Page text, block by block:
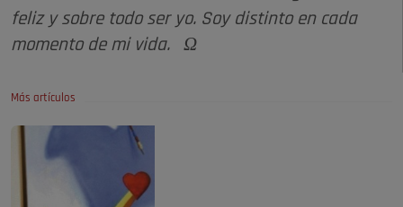
feliz y sobre todo ser yo. Soy distinto en cada
momento de mi vida. Ω
Más artículos